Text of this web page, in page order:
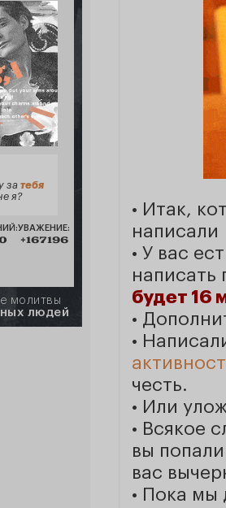
за тебя
я?
УВАЖЕНИЕ:
+167196
молитвы
людей
• Итак,
написали
• У вас
написать
будет 16
•
•
честь.
• Или
• Всякое
вы
вас
• Пока мы